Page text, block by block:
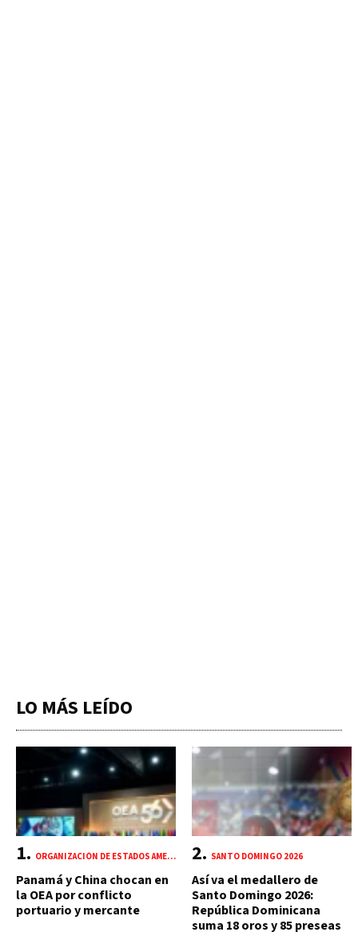
LO MÁS LEÍDO
ORGANIZACIÓN DE ESTADOS AMERICANOS (OEA)
Panamá y China chocan en
la OEA por conflicto
portuario y mercante
SANTO DOMINGO 2026
Así va el medallero de
Santo Domingo 2026:
República Dominicana
suma 18 oros y 85 preseas